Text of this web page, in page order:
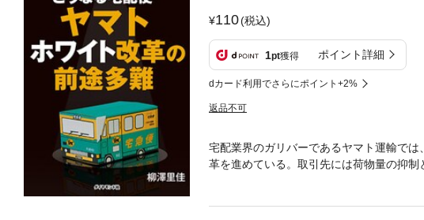
110(税込)
1pt獲得 ポイント詳細
dカード利用でさらにポイント+2%
返品不可
宅配業界のガリバーであるヤマト運輸で
革を進めている。取引先には荷物量の抑
上げに踏み切った。ヤマトをここまで突